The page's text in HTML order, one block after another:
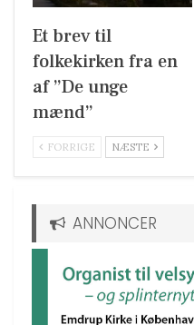
Et brev til
folkekirken fra en
af ”De unge
mænd”
FORRIGE NÆSTE
ANNONCER